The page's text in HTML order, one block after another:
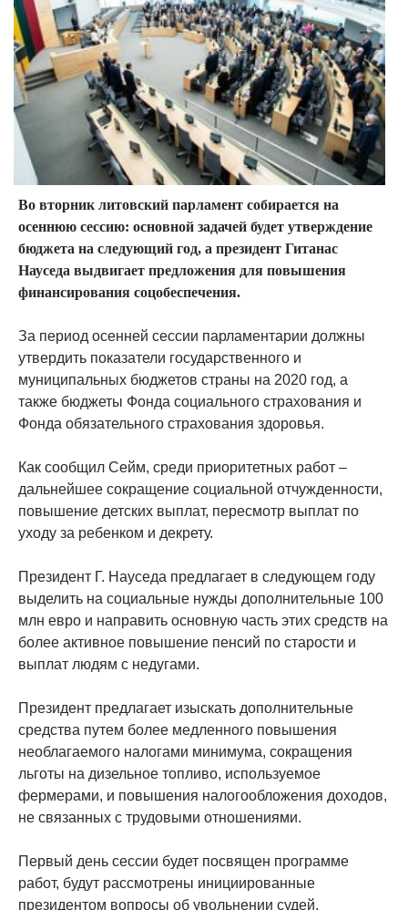
Во вторник литовский парламент собирается на
осеннюю сессию: основной задачей будет утверждение
бюджета на следующий год, а президент Гитанас
Науседа выдвигает предложения для повышения
финансирования соцобеспечения.
За период осенней сессии парламентарии должны
утвердить показатели государственного и
муниципальных бюджетов страны на 2020 год, а
также бюджеты Фонда социального страхования и
Фонда обязательного страхования здоровья.
Как сообщил Сейм, среди приоритетных работ –
дальнейшее сокращение социальной отчужденности,
повышение детских выплат, пересмотр выплат по
уходу за ребенком и декрету.
Президент Г. Науседа предлагает в следующем году
выделить на социальные нужды дополнительные 100
млн евро и направить основную часть этих средств на
более активное повышение пенсий по старости и
выплат людям с недугами.
Президент предлагает изыскать дополнительные
средства путем более медленного повышения
необлагаемого налогами минимума, сокращения
льготы на дизельное топливо, используемое
фермерами, и повышения налогообложения доходов,
не связанных с трудовыми отношениями.
Первый день сессии будет посвящен программе
работ, будут рассмотрены инициированные
президентом вопросы об увольнении судей,